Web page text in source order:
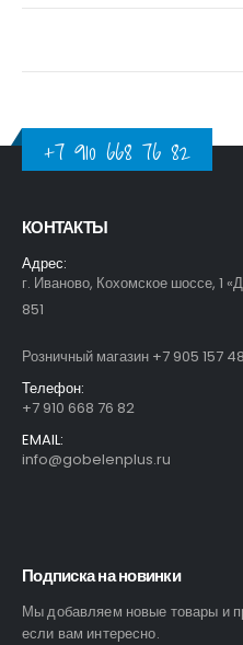
+7 910 668 76 82
КОНТАКТЫ
Адрес:
г. Иваново, Кохомское шоссе, 1
851
Розничный магазин +7 905 157
Телефон:
+7 910 668 76 82
EMAIL:
info@gobelenplus.ru
Подписка на новинки
Мы добавляем новые товары и
если вам интересно.